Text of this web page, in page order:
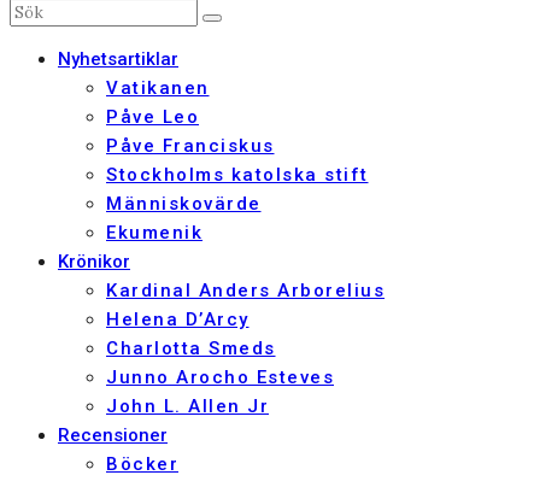
Nyhetsartiklar
Vatikanen
Påve Leo
Påve Franciskus
Stockholms katolska stift
Människovärde
Ekumenik
Krönikor
Kardinal Anders Arborelius
Helena D’Arcy
Charlotta Smeds
Junno Arocho Esteves
John L. Allen Jr
Recensioner
Böcker